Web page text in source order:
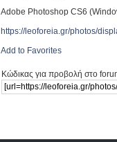
Adobe Photoshop CS6
https://leoforeia.gr/photos/
Add to Favorites
Κώδικας για προβολή στο